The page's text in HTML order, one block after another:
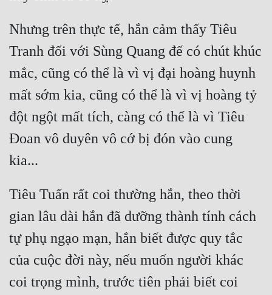
Nhưng trên thực tế, hắn cảm thấy Tiêu
Tranh đối với Sùng Quang đế có chút khúc
mắc, cũng có thể là vì vị đại hoàng huynh
mất sớm kia, cũng có thể là vì vị hoàng tỷ
đột ngột mất tích, càng có thể là vì Tiêu
Đoan vô duyên vô cớ bị đón vào cung
Tiêu Tuấn rất coi thường hắn, theo thời
gian lâu dài hắn đã dưỡng thành tính cách
tự phụ ngạo mạn, hắn biết được quy tắc
của cuộc đời này, nếu muốn người khác
coi trọng mình, trước tiên phải biết coi